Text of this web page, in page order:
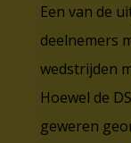
Een van de
deelnemers
wedstrijden
Hoewel de
geweren